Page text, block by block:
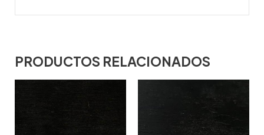
PRODUCTOS RELACIONADOS